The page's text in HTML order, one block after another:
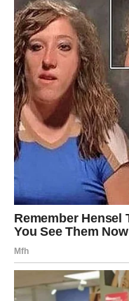
novi projekat
finansijski bonus
javna potvrda rada
Lav sada ulazi u fazu
rezultati govore sami.
Poruka za
Ne spuštaj svetlo da
energija sada inspiriše.
RAK –